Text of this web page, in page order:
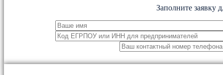
Заполните заявку